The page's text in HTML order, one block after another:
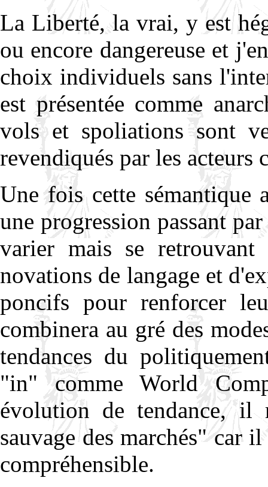
La Liberté, la vrai, y est
ou encore dangereuse et
choix individuels sans
est présentée comme
vols et spoliations sont
revendiqués par les acteurs
Une fois cette sémantique
une progression passant
varier mais se retrouvant
novations de langage et
poncifs pour renforcer
combinera au gré des
tendances du
"in" comme World
évolution de tendance, il
sauvage des marchés" car
compréhensible.